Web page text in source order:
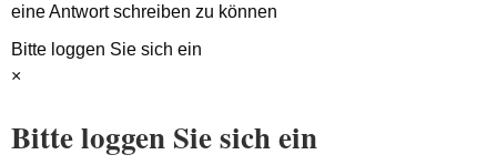
eine Antwort schreiben zu können
Bitte loggen Sie sich ein
×
Bitte loggen Sie sich ein